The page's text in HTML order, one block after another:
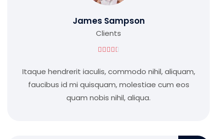
James Sampson
Clients
    
Itaque hendrerit iaculis, commodo nihil, aliquam,
faucibus id mi quisquam, molestiae cum eos
quam nobis nihil, aliqua.